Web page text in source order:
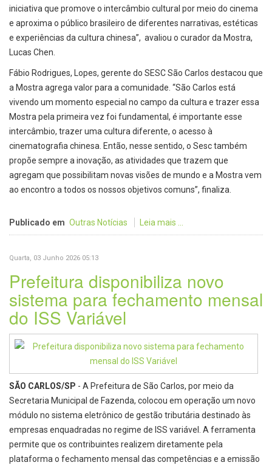
iniciativa que promove o intercâmbio cultural por meio do cinema
e aproxima o público brasileiro de diferentes narrativas, estéticas
e experiências da cultura chinesa”, avaliou o curador da Mostra,
Lucas Chen.
Fábio Rodrigues, Lopes, gerente do SESC São Carlos destacou que
a Mostra agrega valor para a comunidade. “São Carlos está
vivendo um momento especial no campo da cultura e trazer essa
Mostra pela primeira vez foi fundamental, é importante esse
intercâmbio, trazer uma cultura diferente, o acesso à
cinematografia chinesa. Então, nesse sentido, o Sesc também
propõe sempre a inovação, as atividades que trazem que
agregam que possibilitam novas visões de mundo e a Mostra vem
ao encontro a todos os nossos objetivos comuns”, finaliza.
Publicado em Outras Notícias Leia mais ...
Quarta, 03 Junho 2026 05:13
Prefeitura disponibiliza novo
sistema para fechamento mensal
do ISS Variável
SÃO CARLOS/SP - A Prefeitura de São Carlos, por meio da
Secretaria Municipal de Fazenda, colocou em operação um novo
módulo no sistema eletrônico de gestão tributária destinado às
empresas enquadradas no regime de ISS variável. A ferramenta
permite que os contribuintes realizem diretamente pela
plataforma o fechamento mensal das competências e a emissão